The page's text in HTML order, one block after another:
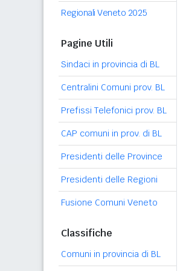
Regionali Veneto 2025
Pagine Utili
Sindaci in provincia di BL
Centralini Comuni prov. BL
Prefissi Telefonici prov. BL
CAP comuni in prov. di BL
Presidenti delle Province
Presidenti delle Regioni
Fusione Comuni Veneto
Classifiche
Comuni in provincia di BL